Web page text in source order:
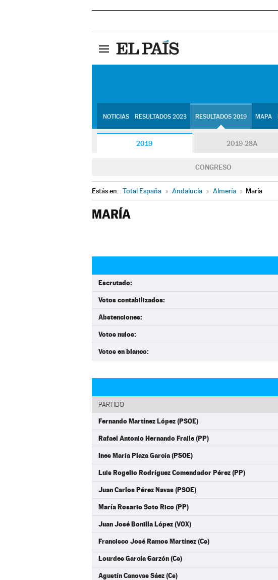
NOTICIAS RESULTADOS 2023 RESULTADOS 2019 MAPA
2019 2019-28A
CONGRESO
Estás en: Total España » Andalucía » Almería » María
MARÍA
Escrutado:
Votos contabilizados:
Abstenciones:
Votos nulos:
Votos en blanco:
PARTIDO
Fernando Martínez López (PSOE)
Rafael Antonio Hernando Fraile (PP)
Ines María Plaza García (PSOE)
Luis Rogelio Rodríguez Comendador Pérez (PP)
Juan Carlos Pérez Navas (PSOE)
María Rosario Soto Rico (PP)
Juan José Bonilla López (VOX)
Francisco José Ramos Martínez (Cs)
Lourdes García Garzón (Cs)
Agustín Canovas Sáez (Cs)